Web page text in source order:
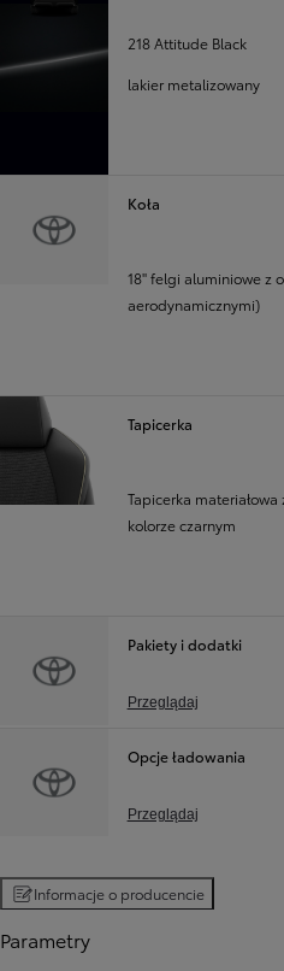
218 Attitude Black
lakier metalizowany
Koła
18'' felgi aluminiowe z
aerodynamicznymi)
Tapicerka
Tapicerka
kolorze czarnym
Pakiety i dodatki
Przeglądaj
Opcje ładowania
Przeglądaj
Informacje o producencie
Parametry